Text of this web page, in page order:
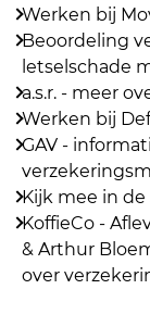
Werken bij
Beoordeling
letselschade
a.s.r. - meer
Werken bij
GAV -
Kijk mee in
KoffieCo -
& Arthur
over